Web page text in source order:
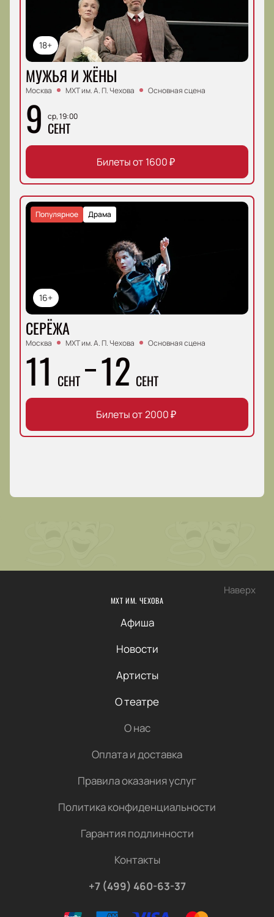
18+
МУЖЬЯ И ЖЁНЫ
Москва МХТ им. А. П. Чехова Основная сцена
9 ср, 19:00
СЕНТ
Билеты от 1600₽
16+
Драма
Популярное
СЕРЁЖА
Москва МХТ им. А. П. Чехова Основная сцена
11 СЕНТ 12 СЕНТ
Билеты от 2000₽
Наверх
МХТ ИМ. ЧЕХОВА
Афиша
Новости
Артисты
О театре
О нас
Оплата и доставка
Правила оказания услуг
Политика конфиденциальности
Гарантия подлинности
Контакты
+7 (499) 460-63-37